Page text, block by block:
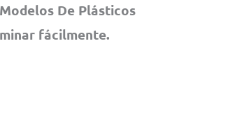
De Plásticos
fácilmente.